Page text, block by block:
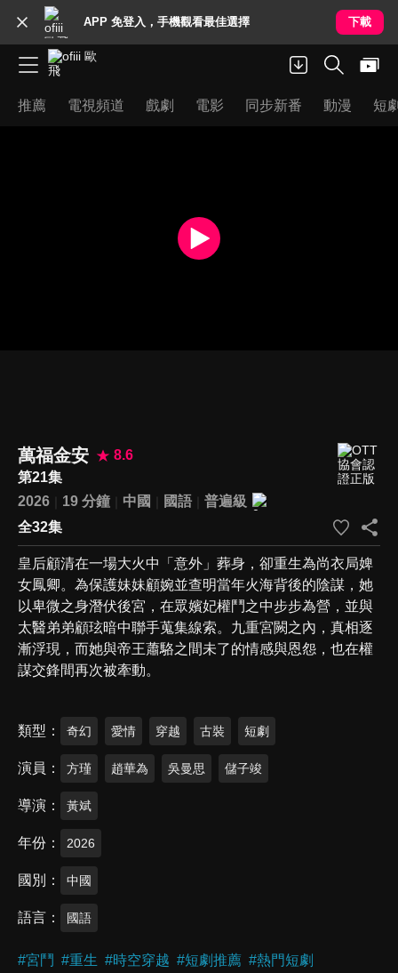
APP 免登入，手機觀看最佳選擇 下載
推薦 電視頻道 戲劇 電影 同步新番 動漫 短
萬福金安
8.6
第21集
2026
19 分鐘 中國 國語
普遍級
全32集
皇后顧清在一場大火中「意外」葬身，卻重生為尚衣局婢
女鳳卿。為保護妹妹顧婉並查明當年火海背後的陰謀，她
以卑微之身潛伏後宮，在眾嬪妃權鬥之中步步為營，並與
太醫弟弟顧玹暗中聯手蒐集線索。九重宮闕之內，真相逐
漸浮現，而她與帝王蕭駱之間未了的情感與恩怨，也在權
謀交鋒間再次被牽動。
類型 奇幻 愛情 穿越 古裝 短劇
演員 方瑾 趙華為 吳曼思 儲子竣
導演 黃斌
年份 2026
國別 中國
語言 國語
#宮鬥 #重生 #時空穿越 #短劇推薦 #熱門短劇